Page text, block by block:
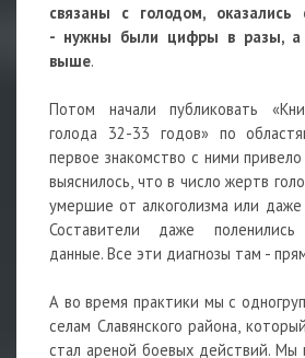
связаны с голодом, оказались
- нужны были цифры в разы, а
выше.
Потом начали публиковать
голода 32-33 годов» по
первое знакомство с ними привело
выяснилось, что в число жертв
умершие от алкоголизма или
Составители даже поленились
данные. Все эти диагнозы там -
А во время практики мы с
селам Славянского района,
стал ареной боевых действий. Мы